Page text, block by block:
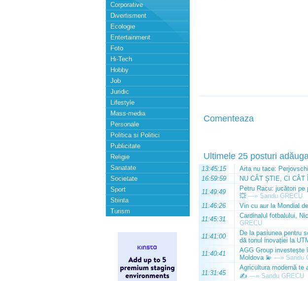
Corporative
Divertisment
Ecologie
Entertainment
Foto
Hi-Tech
Hobby
Job
Juridic
Lifestyle
Mass-media
Personale
Politica si Politici
Publicitate
Religie
Sanatate
Societate
Sport
Stiinta
Turism
Comenteaza
Ultimele 25 posturi
13:45:15 Arta nu tace:
16:59:59
NU CÂT ȘTIE, CI
11:49:49
Petru Racu: jucători
💥 —» Sandu GRECU
11:46:26
Vin cu aur la Mondial
11:45:31
Cardinalul fotbalului,
GRECU
11:41:00
De la pasiunea pentru
dă tonul inovației la
11:40:41
AGG Group investește
Moldova 💫 —» Sandu
11:31:45
Agricultura modernă te
✍️ —» Sandu GRECU